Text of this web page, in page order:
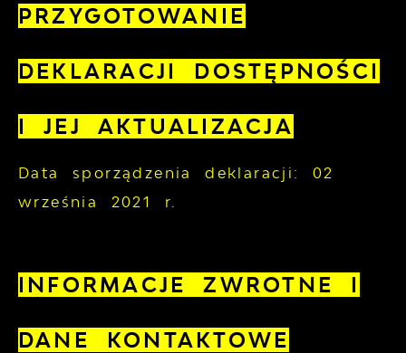
PRZYGOTOWANIE
DEKLARACJI DOSTĘPNOŚCI
I JEJ AKTUALIZACJA
Data sporządzenia deklaracji: 02
września 2021 r.
INFORMACJE ZWROTNE I
DANE KONTAKTOWE